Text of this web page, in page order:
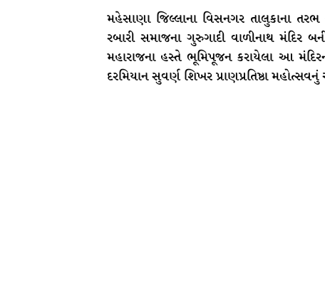
મહેસાણા જિલ્લાના વિસનગર તાલુકાના તરભ
રબારી સમાજના ગુરુગાદી વાળીનાથ મંદિર
મહારાજના હસ્તે ભૂમિપૂજન કરાયેલા આ
દરમિયાન સુવર્ણ શિખર પ્રાણપ્રતિષ્ઠા